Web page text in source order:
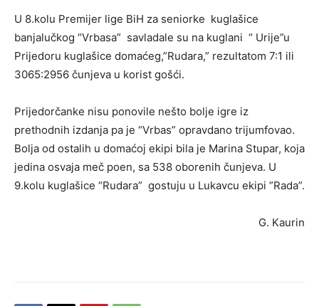
U 8.kolu Premijer lige BiH za seniorke kuglašice
banjalučkog “Vrbasa” savladale su na kuglani “ Urije”u
Prijedoru kuglašice domaćeg,”Rudara,” rezultatom 7:1 ili
3065:2956 čunjeva u korist gošći.
Prijedorčanke nisu ponovile nešto bolje igre iz
prethodnih izdanja pa je “Vrbas” opravdano trijumfovao.
Bolja od ostalih u domaćoj ekipi bila je Marina Stupar, koja
jedina osvaja meč poen, sa 538 oborenih čunjeva. U
9.kolu kuglašice “Rudara” gostuju u Lukavcu ekipi ”Rada”.
G. Kaurin